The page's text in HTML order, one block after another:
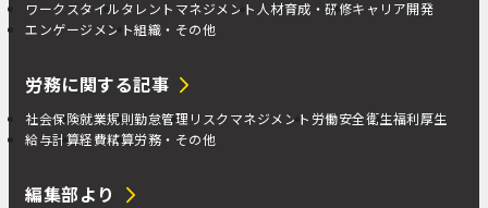
ワークスタイルタレントマネジメント 人材育成・研修キャリア開発
エンゲージメント組織・その他
労務に関する記事
社会保険就業規則勤怠管理 リスクマネジメント 労働安全衛生福利厚生
給与計算経費精算労務・その他
編集部より